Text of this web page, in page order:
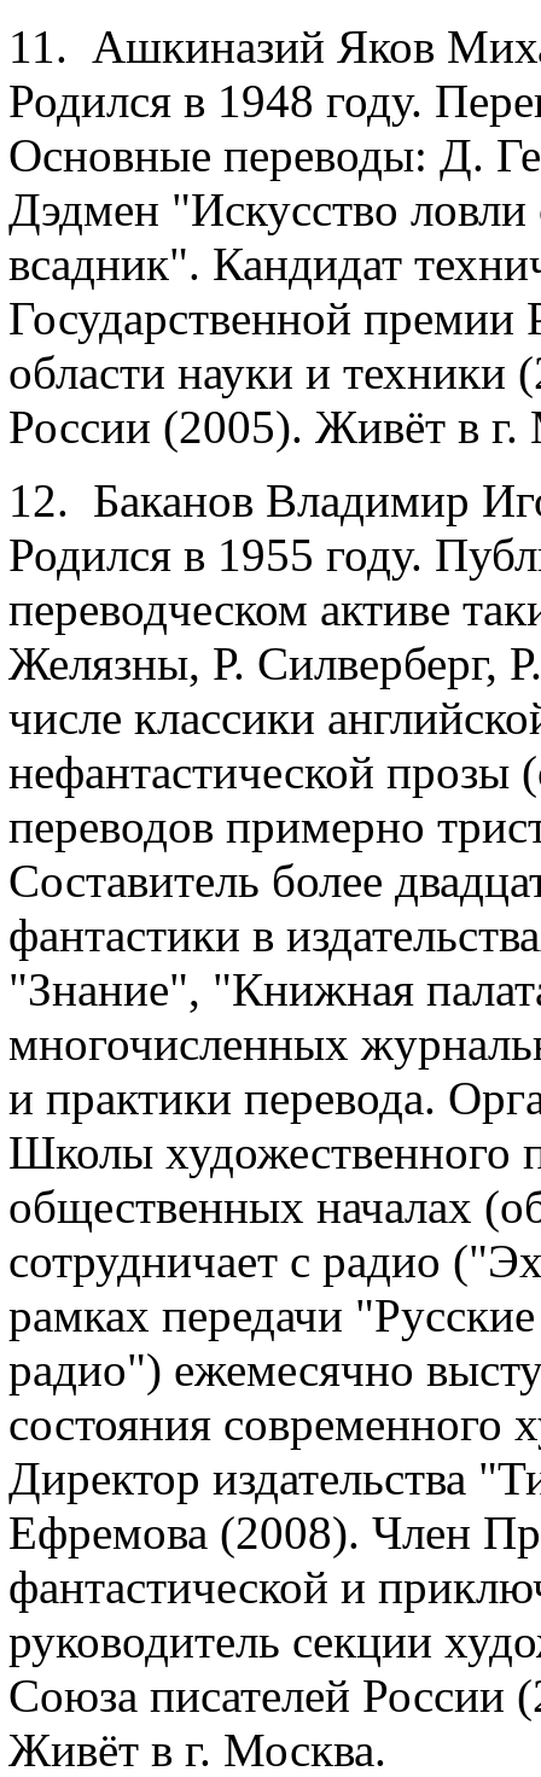
11. Ашкиназий Яков
Родился в 1948 году.
Основные переводы: Д.
Дэдмен "Искусство
всадник". Кандидат
Государственной премии
области науки и техники
России (2005). Живёт в г.
12. Баканов Владимир
Родился в 1955 году.
переводческом активе
Желязны, Р. Силверберг,
числе классики
нефантастической
переводов примерно
Составитель более
фантастики в
"Знание", "Книжная
многочисленных
и практики перевода.
Школы художественного
общественных началах
сотрудничает с радио
рамках передачи
радио") ежемесячно
состояния современного
Директор издательства
Ефремова (2008). Член
фантастической и
руководитель секции
Союза писателей России
Живёт в г. Москва.